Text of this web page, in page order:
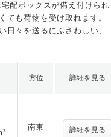
配ボックスが備え付けられ
ても荷物を受け取れます。
日々を送るにふさわしい、
方位 詳細を見る
南東 詳細を見る